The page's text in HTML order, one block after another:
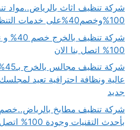
شركة تنظيف اثاث بالرياض..مواد
100%وخصم40%على خدمات التنظيف والتعقيم
شركة
100% اتصل بنا الان
عالية ونظافة احترافية تعيد
جديد
بأحدث التقنيات وجودة 100% اتصل الان